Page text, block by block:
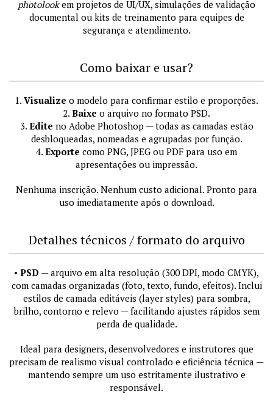
photolookem projetos de UI/UX, simulações de validação
documental ou kits de treinamento para equipes de
segurança e atendimento.
Como baixar e usar?
1. Visualize o modelo para confirmar estilo e proporções.
2. Baixe o arquivo no formato PSD.
3. Edite no Adobe Photoshop — todas as camadas estão
desbloqueadas, nomeadas e agrupadas por função.
4. Exporte como PNG, JPEG ou PDF para uso em
apresentações ou impressão.
Nenhuma inscrição. Nenhum custo adicional. Pronto para
uso imediatamente após o download.
Detalhes técnicos / formato do arquivo
• PSD — arquivo em alta resolução (300 DPI, modo CMYK),
com camadas organizadas (foto, texto, fundo, efeitos). Inclui
estilos de camada editáveis (layer styles) para sombra,
brilho, contorno e relevo — facilitando ajustes rápidos sem
perda de qualidade.
Ideal para designers, desenvolvedores e instrutores que
precisam de realismo visual controlado e eficiência técnica —
mantendo sempre um uso estritamente ilustrativo e
responsável.